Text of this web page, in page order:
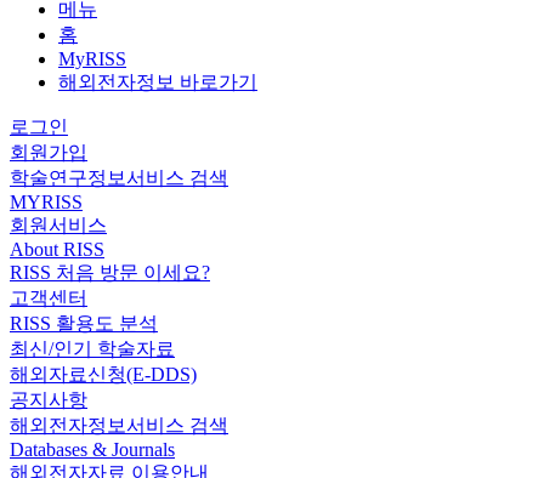
메뉴
홈
MyRISS
해외전자정보 바로가기
로그인
회원가입
학술연구정보서비스 검색
MYRISS
회원서비스
About RISS
RISS 처음 방문 이세요?
고객센터
RISS 활용도 분석
최신/인기 학술자료
해외자료신청(E-DDS)
공지사항
해외전자정보서비스 검색
Databases & Journals
해외전자자료 이용안내